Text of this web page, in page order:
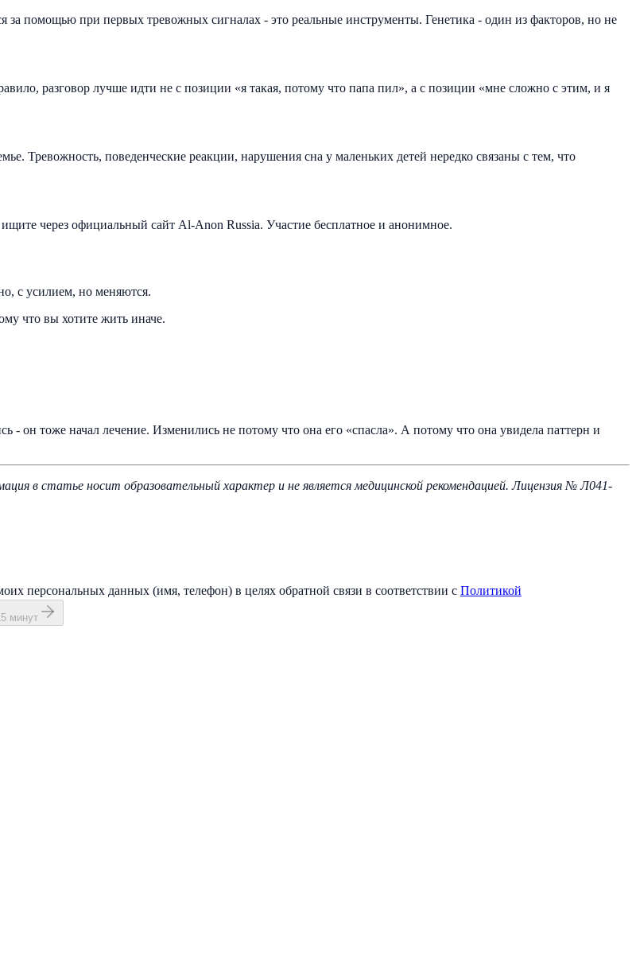
за помощью при первых тревожных сигналах - это реальные инструменты. Генетика - один из факторов, но не
разговор лучше идти не с позиции «я такая, потому что папа пил», а с позиции «мне сложно с этим, и я
Тревожность, поведенческие реакции, нарушения сна у маленьких детей нередко связаны с тем, что
через официальный сайт Al-Anon Russia. Участие бесплатное и анонимное.
с усилием, но меняются.
что вы хотите жить иначе.
- он тоже начал лечение. Изменились не потому что она его «спасла». А потому что она увидела паттерн и
в статье носит образовательный характер и не является медицинской рекомендацией. Лицензия № Л041-
персональных данных (имя, телефон) в целях обратной связи в соответствии с Политикой
минут